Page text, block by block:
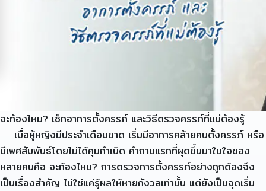
จะท้องไหม? เช็กอาการตั้งครรภ์ และวิธีตรวจครรภ์ที่แม่ต้องรู้
เมื่อผู้หญิงมีประจำเดือนขาด เริ่มมีอาการคล้ายคนตั้งครรภ์ หรือ
มีเพศสัมพันธ์โดยไม่ได้คุมกำเนิด คำถามแรกที่ผุดขึ้นมาในใจของ
หลายคนคือ จะท้องไหม? การตรวจการตั้งครรภ์อย่างถูกต้องจึง
เป็นเรื่องสำคัญ ไม่ใช่แค่รู้ผลให้หายกังวลเท่านั้น แต่ยังเป็นจุดเริ่ม